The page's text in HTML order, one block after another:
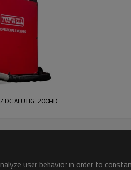
DC ALUTIG-200HD
user behavior in order to